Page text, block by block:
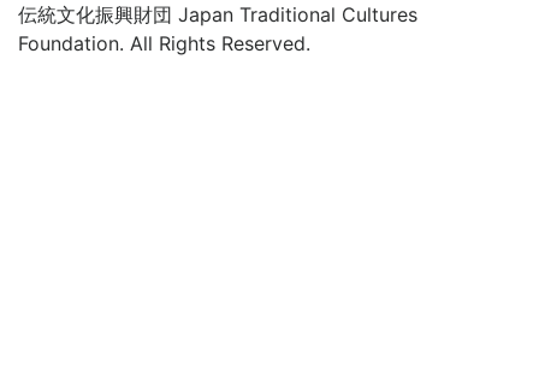
伝統文化振興財団 Japan Traditional Cultures
Foundation. All Rights Reserved.